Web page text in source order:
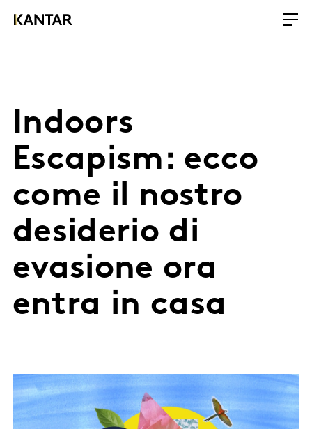
Indoors
Escapism: ecco
come il nostro
desiderio di
evasione ora
entra in casa